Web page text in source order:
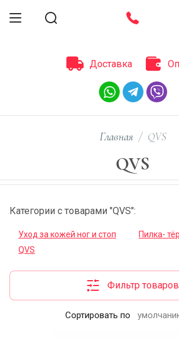
Доставка
Главная / QVS
QVS
Категории с товарами "QVS":
Уход за кожей ног и стоп
Пилка-
QVS
Фильтр товаров
Сортировать по